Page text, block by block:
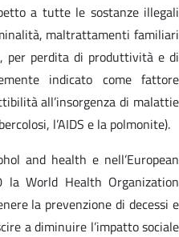
a tutte le sostanze illegali
maltrattamenti familiari
per perdita di produttività e di
indicato come fattore
all’insorgenza di malattie
l’AIDS e la polmonite).
and health e nell’European
World Health Organization
la prevenzione di decessi e
a diminuire l’impatto sociale